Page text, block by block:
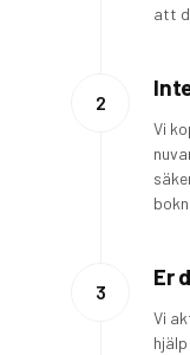
att
2
Vi
3
Er
Vi